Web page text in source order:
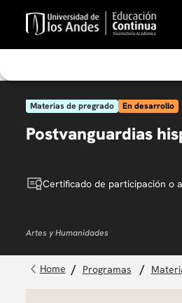
Materias de pregrado En desarrollo
Postvanguardias
Certificado de participación o
Artes y Humanidades
programas